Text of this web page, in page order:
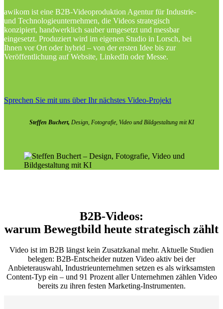
awikom ist eine B2B-Videoproduktion Agentur für Industrie-
und Technologie­unternehmen, die Videos strategisch
konzipiert, handwerklich sauber umgesetzt und messbar
eingesetzt. Produziert wird im eigenen Studio in Lorsch, bei
Ihnen vor Ort oder hybrid – von der ersten Idee bis zur
Veröffentlichung auf Website, LinkedIn oder Messe.
Sprechen Sie mit uns über Ihr nächstes Video-Projekt
Steffen Buchert, Design, Fotografie, Video und Bildgestaltung mit KI
B2B-Videos:
warum Bewegtbild heute strategisch zählt
Video ist im B2B längst kein Zusatzkanal mehr. Aktuelle Studien
belegen: B2B-Entscheider nutzen Video aktiv bei der
Anbieterauswahl, Industrieunternehmen setzen es als wirksamsten
Content-Typ ein – und 91 Prozent aller Unternehmen zählen Video
bereits zu ihren festen Marketing-Instrumenten.